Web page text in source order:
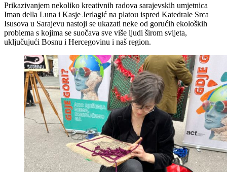
Prikazivanjem nekoliko kreativnih radova sarajevskih umjetnica
Iman della Luna i Kasje Jerlagić na platou ispred Katedrale Srca
Isusova u Sarajevu nastoji se ukazati neke od gorućih ekoloških
problema s kojima se suočava sve više ljudi širom svijeta,
uključujući Bosnu i Hercegovinu i naš region.